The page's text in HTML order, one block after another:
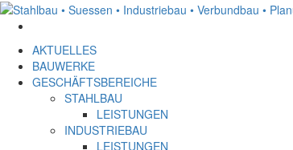
AKTUELLES
BAUWERKE
GESCHÄFTSBEREICHE
STAHLBAU
LEISTUNGEN
INDUSTRIEBAU
LEISTUNGEN